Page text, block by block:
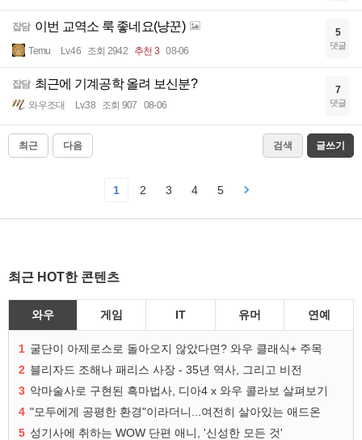
잡담 이번 교역소 룩 좋네요(냥꾼)
Temu Lv.46 조회 2942 추천 3 08-06
5
댓글
잡담 최근에 기계공학 올려 보신분?
와우조대 Lv.38 조회 907 08-06
7
댓글
최근 다음 검색 글쓰기
1 2 3 4 5
최근 HOT한 콘텐츠
와우 게임 IT 유머 연예
1 굴단이 아제로스로 돌아오지 않았다면? 와우 클래식+ 주목
2 블리자드 조해나 패리스 사장 - 35년 역사, 그리고 비전
3 악마술사로 구현된 흑마법사, 디아4 x 와우 콜라보 살펴보기
4 "모두에게 공평한 환경"이라더니...여전히 살아있는 애드온
5 성기사에 취하는 WOW 단편 애니, '신성한 모든 것'